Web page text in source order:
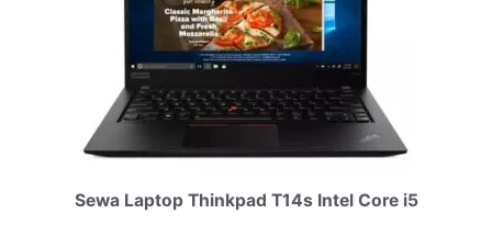
Sewa Laptop Thinkpad T14s Intel Core i5